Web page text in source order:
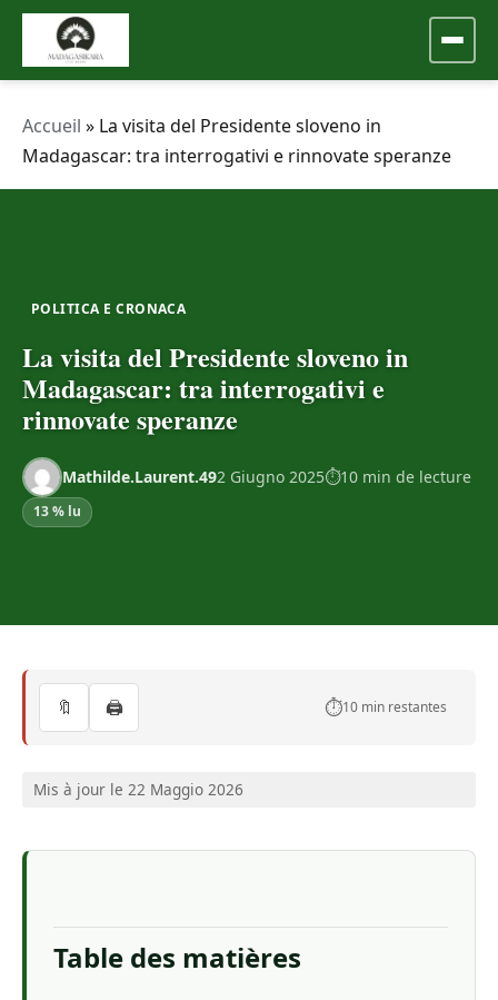
Accueil » La visita del Presidente sloveno in
Madagascar: tra interrogativi e rinnovate speranze
POLITICA E CRONACA
La visita del Presidente sloveno in
Madagascar: tra interrogativi e
rinnovate speranze
Mathilde.Laurent.492 Giugno 2025 10 min de lecture
13 % lu
🔖 🖨️ ⏱️10 min restantes
Mis à jour le 22 Maggio 2026
Table des matières